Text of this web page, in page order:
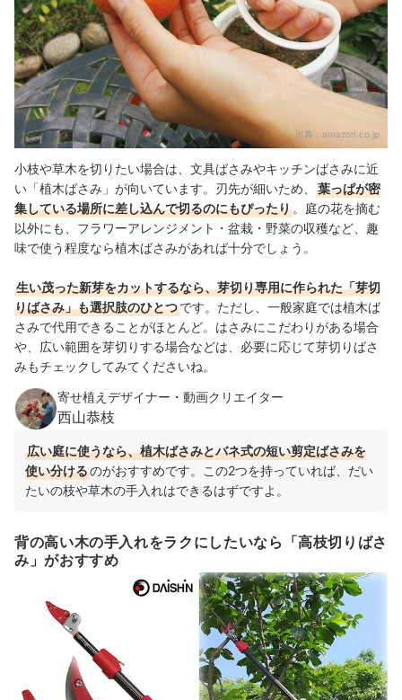
出典： amazon.co.jp
小枝や草木を切りたい場合は、文具ばさみやキッチンばさみに近
い「植木ばさみ」が向いています。刃先が細いため、
葉っぱが密
集している場所に差し込んで切るのにもぴったり 。庭の花を摘む
以外にも、フラワーアレンジメント・盆栽・野菜の収穫など、趣
味で使う程度なら植木ばさみがあれば十分でしょう。
生い茂った新芽をカットするなら、芽切り専用に作られた「芽切
りばさみ」も選択肢のひとつです。 ただし、一般家庭では植木ば
さみで代用できることがほとんど。はさみにこだわりがある場合
や、広い範囲を芽切りする場合などは、必要に応じて芽切りばさ
みもチェックしてみてくださいね。
寄せ植えデザイナー・動画クリエイター
西山恭枝
広い庭に使うなら、植木ばさみとバネ式の短い剪定ばさみを
使い分けるのがおすすめです。
この2つを持っていれば、だい
たいの枝や草木の手入れはできるはずですよ。
背の高い木の手入れをラクにしたいなら「高枝切りばさ
み」がおすすめ